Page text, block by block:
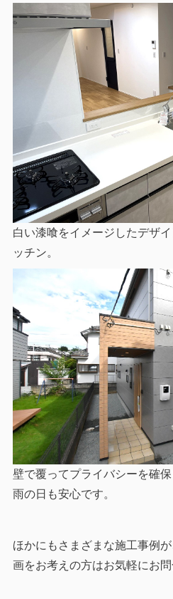
白い漆喰をイメージしたデザ
ッチン。
壁で覆ってプライバシーを確保
雨の日も安心です。
ほかにもさまざまな施工事例
画をお考えの方はお気軽にお問